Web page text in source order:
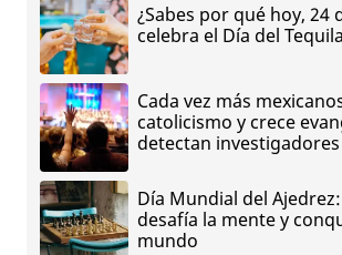
¿Sabes por qué hoy, 24
celebra el Día del
Cada vez más
catolicismo y crece
detectan investigadores
Día Mundial del
desafía la mente y
mundo